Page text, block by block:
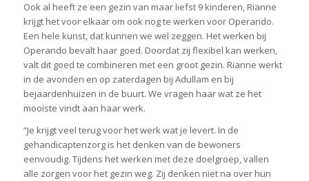
Ook al heeft ze een gezin van maar liefst 9 kinderen, Rianne
krijgt het voor elkaar om ook nog te werken voor Operando.
Een hele kunst, dat kunnen we wel zeggen. Het werken bij
Operando bevalt haar goed. Doordat zij flexibel kan werken,
valt dit goed te combineren met een groot gezin. Rianne werkt
in de avonden en op zaterdagen bij Adullam en bij
bejaardenhuizen in de buurt. We vragen haar wat ze het
mooiste vindt aan haar werk.
“Je krijgt veel terug voor het werk wat je levert. In de
gehandicaptenzorg is het denken van de bewoners
eenvoudig. Tijdens het werken met deze doelgroep, vallen
alle zorgen voor het gezin weg. Zij denken niet na over hun